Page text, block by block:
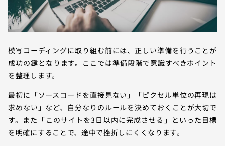
模写コーディングに取り組む前には、正しい準備を行うことが
成功の鍵となります。ここでは準備段階で意識すべきポイント
を整理します。
最初に「ソースコードを直接見ない」「ピクセル単位の再現は
求めない」など、自分なりのルールを決めておくことが大切で
す。また「このサイトを3日以内に完成させる」といった目標
を明確にすることで、途中で挫折しにくくなります。